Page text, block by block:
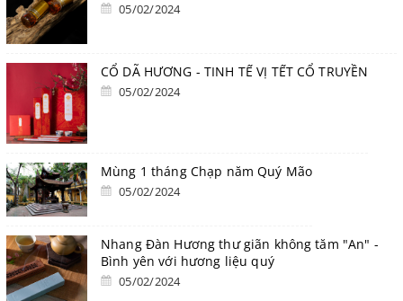
05/02/2024
CỔ DÃ HƯƠNG - TINH TẾ VỊ TẾT CỔ TRUYỀN
05/02/2024
Mùng 1 tháng Chạp năm Quý Mão
05/02/2024
Nhang Đàn Hương thư giãn không tăm "An" -
Bình yên với hương liệu quý
05/02/2024